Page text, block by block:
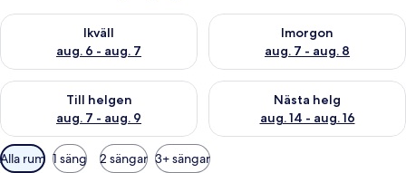
Ikväll
aug. 6 - aug. 7
Kontrollera tillgängligheten för ikväll aug. 6 - aug. 7
Imorgon
aug. 7 - aug. 8
Kontrollera tillgängligheten
Till helgen
aug. 7 - aug. 9
Kontrollera tillgängligheten för den här helgen aug. 7 - aug. 9
Nästa helg
aug. 14 - aug. 16
Kontrollera tillgängligheten
Tillgängliga
Alla rum 1 säng 2 sängar 3+ sängar